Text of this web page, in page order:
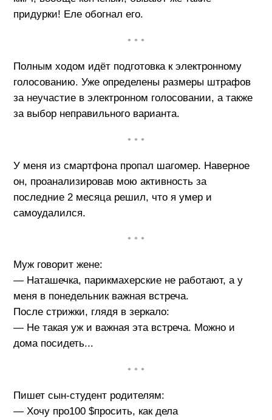
придурки! Еле обогнал его.
• • •
Полным ходом идёт подготовка к электронному
голосованию. Уже определены размеры штрафов
за неучастие в электронном голосовании, а также
за выбор неправильного варианта.
• • •
У меня из смартфона пропал шагомер. Наверное
он, проанализировав мою активность за
последние 2 месяца решил, что я умер и
самоудалился.
• • •
Муж говорит жене:
— Наташечка, парикмахерские не работают, а у
меня в понедельник важная встреча.
После стрижки, глядя в зеркало:
— Не такая уж и важная эта встреча. Можно и
дома посидеть...
• • •
Пишет сын-студент родителям:
— Хочу про100 $просить, как дела